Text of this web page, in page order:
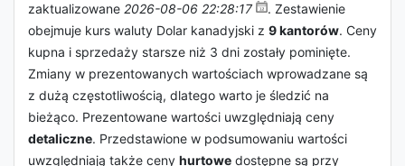
zaktualizowane 2026-08-06 22:28:17
. Zestawienie
obejmuje kurs waluty Dolar kanadyjski z 9 kantorów. Ceny
kupna i sprzedaży starsze niż 3 dni zostały pominięte.
Zmiany w prezentowanych wartościach wprowadzane są
z dużą częstotliwością, dlatego warto je śledzić na
bieżąco. Prezentowane wartości uwzględniają ceny
detaliczne. Przedstawione w podsumowaniu wartości
uwzględniają także ceny hurtowe dostępne są przy